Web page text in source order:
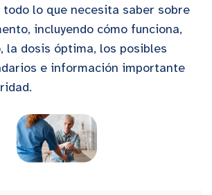
lo que necesita saber sobre
incluyendo cómo funciona,
la dosis óptima, los posibles
e información importante